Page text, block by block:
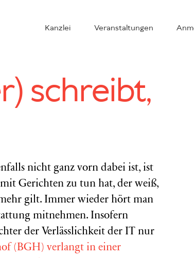
Kanzlei Veranstaltungen
schreibt,
nicht ganz vorn dabei ist, ist
Gerichten zu tun hat, der weiß,
gilt. Immer wieder hört man
mitnehmen. Insofern
der Verlässlichkeit der IT nur
(BGH) verlangt in einer